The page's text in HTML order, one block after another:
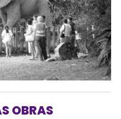
OBRAS